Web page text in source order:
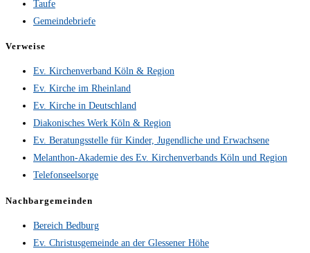
Taufe
Gemeindebriefe
Verweise
Ev. Kirchenverband Köln & Region
Ev. Kirche im Rheinland
Ev. Kirche in Deutschland
Diakonisches Werk Köln & Region
Ev. Beratungsstelle für Kinder, Jugendliche und Erwachsene
Melanthon-Akademie des Ev. Kirchenverbands Köln und Region
Telefonseelsorge
Nachbargemeinden
Bereich Bedburg
Ev. Christusgemeinde an der Glessener Höhe